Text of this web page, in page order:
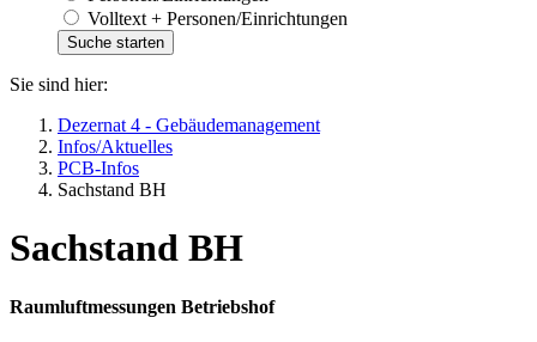
Volltext + Personen/Einrichtungen
Sie sind hier:
Dezernat 4 - Gebäudemanagement
Infos/Aktuelles
PCB-Infos
Sachstand BH
Sachstand BH
Raumluftmessungen Betriebshof